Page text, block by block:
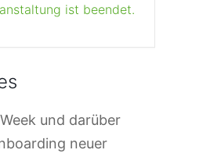
ist beendet.
und darüber
neuer